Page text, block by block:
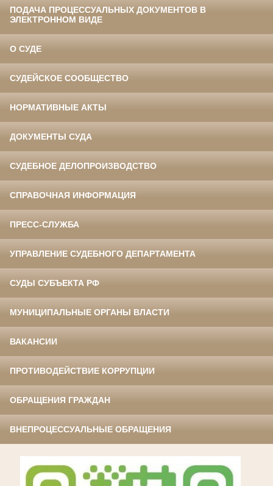
ПОДАЧА ПРОЦЕССУАЛЬНЫХ ДОКУМЕНТОВ В
ЭЛЕКТРОННОМ ВИДЕ
О СУДЕ
СУДЕЙСКОЕ СООБЩЕСТВО
НОРМАТИВНЫЕ АКТЫ
ДОКУМЕНТЫ СУДА
СУДЕБНОЕ ДЕЛОПРОИЗВОДСТВО
СПРАВОЧНАЯ ИНФОРМАЦИЯ
ПРЕСС-СЛУЖБА
УПРАВЛЕНИЕ СУДЕБНОГО ДЕПАРТАМЕНТА
СУДЫ СУБЪЕКТА РФ
МУНИЦИПАЛЬНЫЕ ОРГАНЫ ВЛАСТИ
ВАКАНСИИ
ПРОТИВОДЕЙСТВИЕ КОРРУПЦИИ
ОБРАЩЕНИЯ ГРАЖДАН
ВНЕПРОЦЕССУАЛЬНЫЕ ОБРАЩЕНИЯ